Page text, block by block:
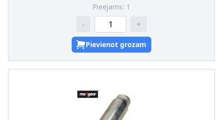
Pieejams: 1
- +
Pievienot grozam